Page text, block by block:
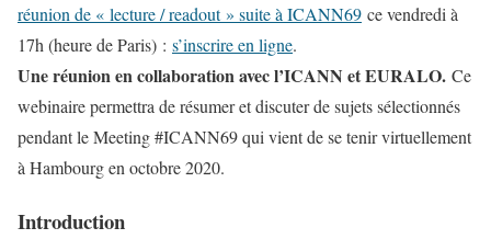
réunion de « lecture / readout » suite à ICANN69 ce vendredi à
17h (heure de Paris) : s’inscrire en ligne.
Une réunion en collaboration avec l’ICANN et EURALO. Ce
webinaire permettra de résumer et discuter de sujets sélectionnés
pendant le Meeting #ICANN69 qui vient de se tenir virtuellement
à Hambourg en octobre 2020.
Introduction